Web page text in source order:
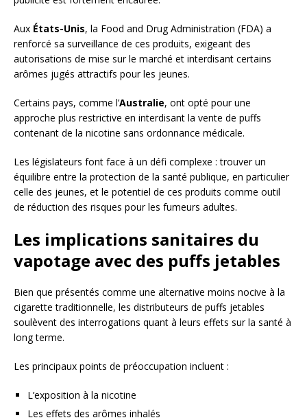
Aux États-Unis, la Food and Drug Administration (FDA) a
renforcé sa surveillance de ces produits, exigeant des
autorisations de mise sur le marché et interdisant certains
arômes jugés attractifs pour les jeunes.
Certains pays, comme l’Australie, ont opté pour une
approche plus restrictive en interdisant la vente de puffs
contenant de la nicotine sans ordonnance médicale.
Les législateurs font face à un défi complexe : trouver un
équilibre entre la protection de la santé publique, en particulier
celle des jeunes, et le potentiel de ces produits comme outil
de réduction des risques pour les fumeurs adultes.
Les implications sanitaires du
vapotage avec des puffs jetables
Bien que présentés comme une alternative moins nocive à la
cigarette traditionnelle, les distributeurs de puffs jetables
soulèvent des interrogations quant à leurs effets sur la santé à
long terme.
Les principaux points de préoccupation incluent :
L’exposition à la nicotine
Les effets des arômes inhalés